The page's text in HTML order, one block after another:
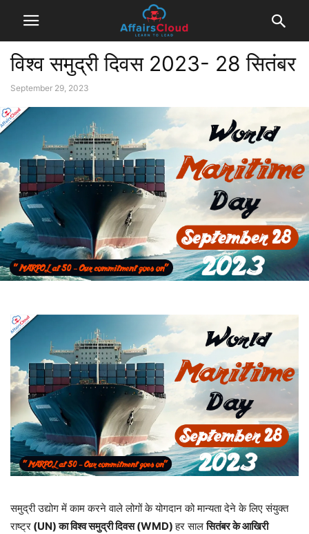
विश्व समुद्री दिवस 2023- 28 सितंबर
September 29, 2023
समुद्री उद्योग में काम करने वाले लोगों के योगदान को मान्यता देने के लिए संयुक्त
राष्ट्र (UN)का विश्व समुद्री दिवस(WMD)हर सालसितंबर के आखिरी